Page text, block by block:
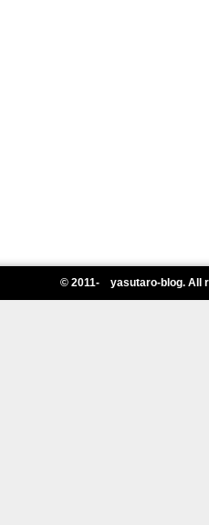
© 2011- yasutaro-blog. All